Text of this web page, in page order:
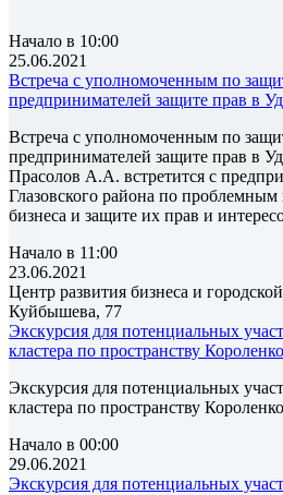
Начало в 10:00
25.06.2021
Встреча с уполномоченным по
предпринимателей защите прав в
Встреча с уполномоченным по
предпринимателей защите прав в
Прасолов А.А. встретится с
Глазовского района по проблемным
бизнеса и защите их прав и
Начало в 11:00
23.06.2021
Центр развития бизнеса и
Куйбышева, 77
Экскурсия для потенциальных
кластера по пространству
Экскурсия для потенциальных
кластера по пространству
Начало в 00:00
29.06.2021
Экскурсия для потенциальных